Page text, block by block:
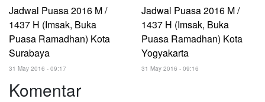
Jadwal Puasa 2016 M /
1437 H (Imsak, Buka
Puasa Ramadhan) Kota
Surabaya
31 May 2016 - 09:17
Jadwal Puasa 2016 M /
1437 H (Imsak, Buka
Puasa Ramadhan) Kota
Yogyakarta
31 May 2016 - 09:16
Komentar